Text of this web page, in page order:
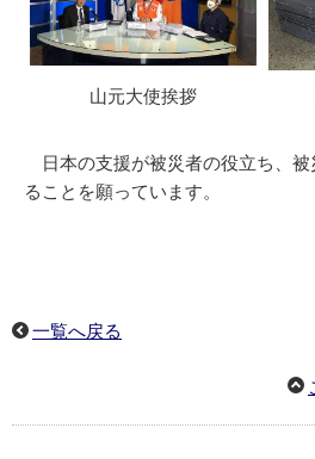
山元大使挨拶
日本の支援が被災者の役立ち、被
ることを願っています。
一覧へ戻る